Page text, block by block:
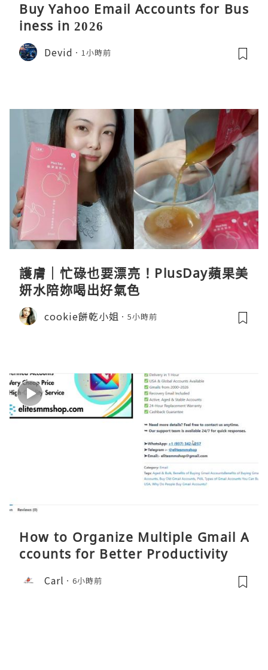
Buy Yahoo Email Accounts for Bus
iness in 2026
Devid 1小時前
護膚｜忙碌也要漂亮！PlusDay蘋果美
妍水陪妳喝出好氣色
cookie餅乾小姐 5小時前
How to Organize Multiple Gmail A
ccounts for Better Productivity
Carl 6小時前